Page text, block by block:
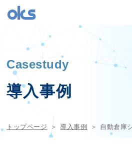
Casestudy
導入事例
トップページ 導入事例 自動倉庫